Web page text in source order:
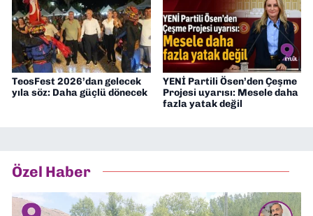
TeosFest 2026’dan gelecek
yıla söz: Daha güçlü dönecek
YENİ Partili Ösen’den Çeşme
Projesi uyarısı: Mesele daha
fazla yatak değil
Özel Haber